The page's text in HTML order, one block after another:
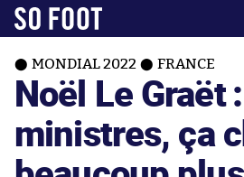
MONDIAL 2022 FRANCE
Noël Le Graët
ministres, ça